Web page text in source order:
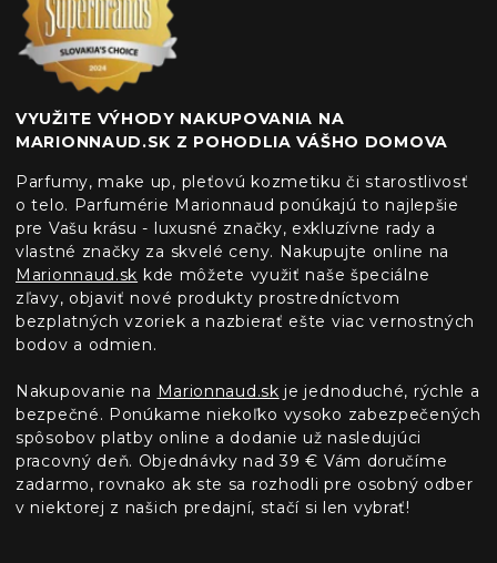
VYUŽITE VÝHODY NAKUPOVANIA NA
MARIONNAUD.SK Z POHODLIA VÁŠHO DOMOVA
Parfumy, make up, pleťovú kozmetiku či starostlivosť
o telo. Parfumérie Marionnaud ponúkajú to najlepšie
pre Vašu krásu - luxusné značky, exkluzívne rady a
vlastné značky za skvelé ceny. Nakupujte online na
Marionnaud.sk kde môžete využiť naše špeciálne
zľavy, objaviť nové produkty prostredníctvom
bezplatných vzoriek a nazbierať ešte viac vernostných
bodov a odmien.
Nakupovanie na Marionnaud.sk je jednoduché, rýchle a
bezpečné. Ponúkame niekoľko vysoko zabezpečených
spôsobov platby online a dodanie už nasledujúci
pracovný deň. Objednávky nad 39 € Vám doručíme
zadarmo, rovnako ak ste sa rozhodli pre osobný odber
v niektorej z našich predajní, stačí si len vybrať!